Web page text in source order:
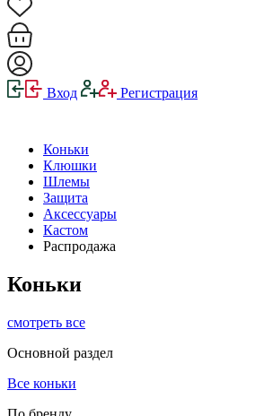
Вход Регистрация
Коньки
Клюшки
Шлемы
Защита
Аксессуары
Кастом
Распродажа
Коньки
смотреть все
Основной раздел
Все коньки